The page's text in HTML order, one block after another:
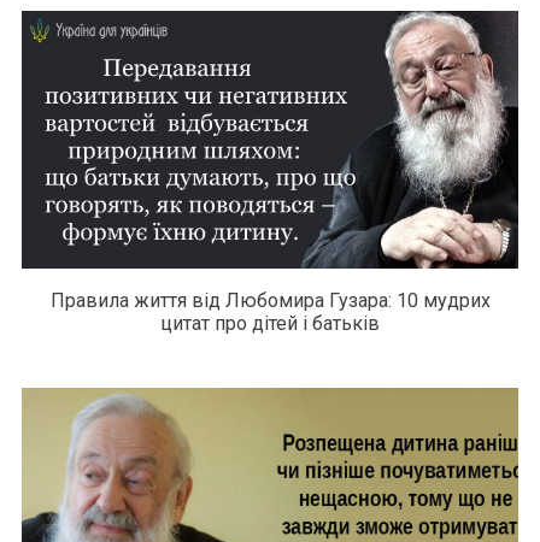
Правила життя від Любомира Гузара: 10 мудрих
цитат про дітей і батьків